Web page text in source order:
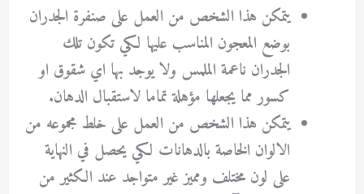
يتمكن هذا الشخص من العمل على صنفرة الجدران
بوضع المعجون المناسب عليها لكي تكون تلك
الجدران ناعمة الملمس ولا يوجد بها اي شقوق او
كسور مما يجعلها مؤهلة تماما لاستقبال الدهان.
يتمكن هذا الشخص من العمل على خلط مجموعه من
الالوان الخاصة بالدهانات لكي يحصل في النهاية
على لون مختلف ومميز غير متواجد عند الكثير من